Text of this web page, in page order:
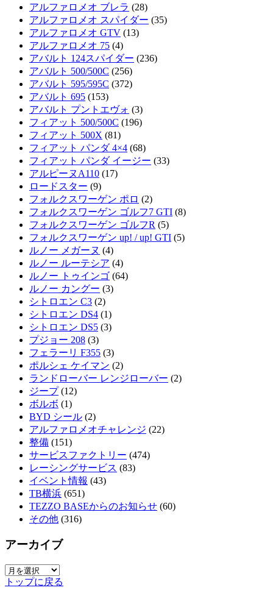
アルファロメオ ブレラ (28)
アルファロメオ スパイダー (35)
アルファロメオ GTV (13)
アルファロメオ 75 (4)
アバルト 124スパイダー (236)
アバルト 500/500C (256)
アバルト 595/595C (372)
アバルト 695 (153)
アバルト プントエヴォ (3)
フィアット 500/500C (196)
フィアット 500X (81)
フィアット パンダ 4×4 (68)
フィアット パンダ イージー (33)
アルピーヌA110 (17)
ロードスター (9)
フォルクスワーゲン ポロ (2)
フォルクスワーゲン ゴルフ7 GTI (8)
フォルクスワーゲン ゴルフR (5)
フォルクスワーゲン up! / up! GTI (5)
ルノー メガーヌ (4)
ルノー ルーテシア (4)
ルノー トゥインゴ (64)
ルノー カングー (3)
シトロエン C3 (2)
シトロエン DS4 (1)
シトロエン DS5 (3)
プジョー 208 (3)
フェラーリ F355 (3)
ポルシェ ケイマン (2)
ランドローバー レンジローバー (2)
ジープ(12)
ボルボ (1)
BYD シール (2)
アルファロメオチャレンジ (22)
整備 (151)
サービスファクトリー (474)
レーシングサービス (83)
イベント情報 (43)
TB横浜 (651)
TEZZO BASEからのお知らせ (60)
その他 (316)
アーカイブ
ア
ー
トップに戻る